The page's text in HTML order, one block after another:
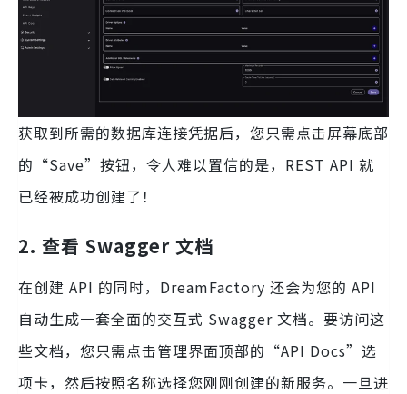
获取到所需的数据库连接凭据后，您只需点击屏幕底部
的“Save”按钮，令人难以置信的是，REST API 就
已经被成功创建了！
2. 查看 Swagger 文档
在创建 API 的同时，DreamFactory 还会为您的 API
自动生成一套全面的交互式 Swagger 文档。要访问这
些文档，您只需点击管理界面顶部的“API Docs”选
项卡，然后按照名称选择您刚刚创建的新服务。一旦进